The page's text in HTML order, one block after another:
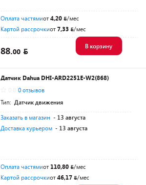
Оплата частямиот4,20
/мес
Картой рассрочкиот7,33 /мес
88.00
В корзину
Датчик Dahua DHI-ARD2251E-W2(868)
0 отзывов
Тип: Датчик движения
Заказать в магазин - 13 августа
Доставка курьером - 13 августа
Оплата частямиот 110,80
/мес
Картой рассрочкиот46,17 /мес